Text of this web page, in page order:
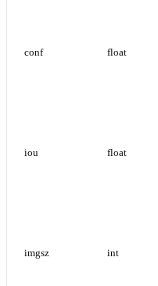
conf float
iou float
imgsz int